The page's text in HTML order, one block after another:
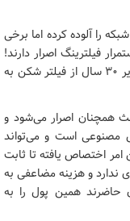
را آلوده کرده اما برخی
فیلترینگ اصرار دارند!
این آمار هم قابل توجه است که استفاده جوانان زیر ۳۰ سال از فیلتر شکن به
همچنان اصرار می‌شود و
است و می‌تواند
اختصاص یافته تا ثابت
ندارد و هزینه مضاعفی به
حاضرند همین پول را به